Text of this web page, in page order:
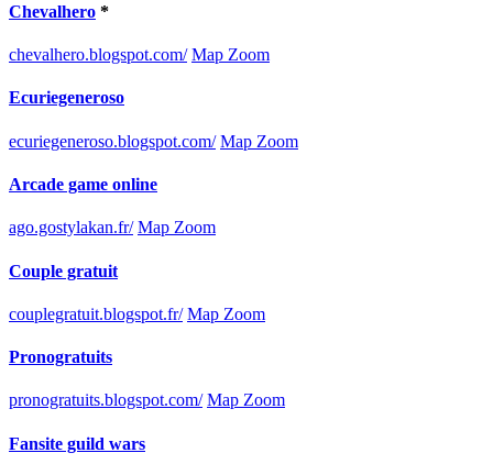
Chevalhero *
chevalhero.blogspot.com/ Map Zoom
Ecuriegeneroso
ecuriegeneroso.blogspot.com/ Map Zoom
Arcade game online
ago.gostylakan.fr/ Map Zoom
Couple gratuit
couplegratuit.blogspot.fr/ Map Zoom
Pronogratuits
pronogratuits.blogspot.com/ Map Zoom
Fansite guild wars